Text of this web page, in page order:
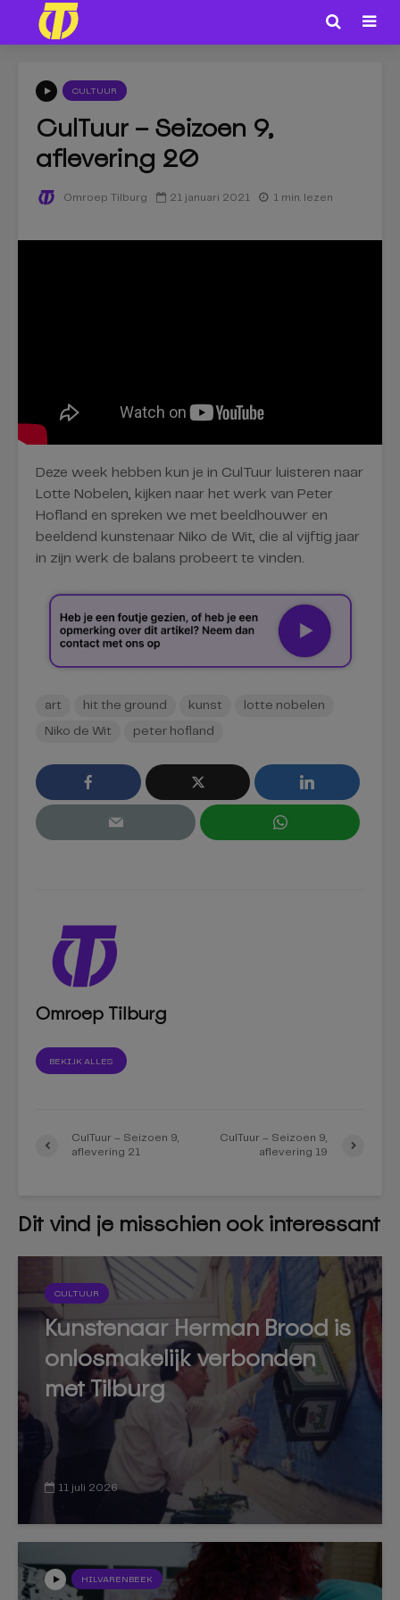
CULTUUR
CulTuur – Seizoen 9,
aflevering 20
Omroep Tilburg 21 januari 2021 1 min. lezen
Deze week hebben kun je in CulTuur luisteren naar
Lotte Nobelen, kijken naar het werk van Peter
Hofland en spreken we met beeldhouwer en
beeldend kunstenaar Niko de Wit, die al vijftig jaar
in zijn werk de balans probeert te vinden.
art hit the ground kunst lotte nobelen
Niko de Wit peter hofland
Omroep Tilburg
BEKIJK ALLES
CulTuur – Seizoen 9,
aflevering 21
CulTuur – Seizoen 9,
aflevering 19
Dit vind je misschien ook interessant
CULTUUR
Kunstenaar Herman Brood is
onlosmakelijk verbonden
met Tilburg
11 juli 2026
HILVARENBEEK